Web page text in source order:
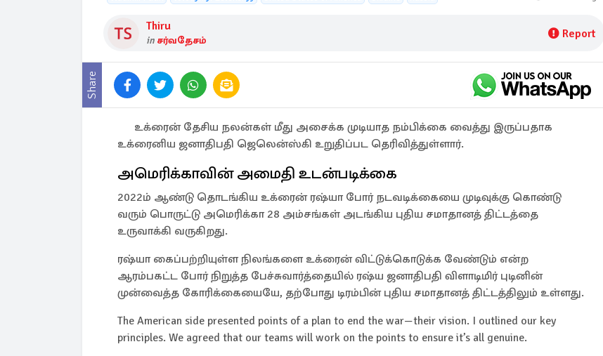
Thiru
in சர்வதேசம் Report
Share
உக்ரைன் தேசிய நலன்கள் மீது அசைக்க முடியாத நம்பிக்கை வைத்து இருப்பதாக
உக்ரைனிய ஜனாதிபதி ஜெலென்ஸ்கி உறுதிப்பட தெரிவித்துள்ளார்.
அமெரிக்காவின் அமைதி உடன்படிக்கை
2022ம் ஆண்டு தொடங்கிய உக்ரைன் ரஷ்யா போர் நடவடிக்கையை முடிவுக்கு கொண்டு
வரும் பொருட்டு அமெரிக்கா 28 அம்சங்கள் அடங்கிய புதிய சமாதானத் திட்டத்தை
உருவாக்கி வருகிறது.
ரஷ்யா கைப்பற்றியுள்ள நிலங்களை உக்ரைன் விட்டுக்கொடுக்க வேண்டும் என்ற
ஆரம்பகட்ட போர் நிறுத்த பேச்சுவார்த்தையில் ரஷ்ய ஜனாதிபதி விளாடிமிர் புடினின்
முன்வைத்த கோரிக்கையையே, தற்போது டிரம்பின் புதிய சமாதானத் திட்டத்திலும் உள்ளது.
The American side presented points of a plan to end the war—their vision. I outlined our key
principles. We agreed that our teams will work on the points to ensure it’s all genuine.